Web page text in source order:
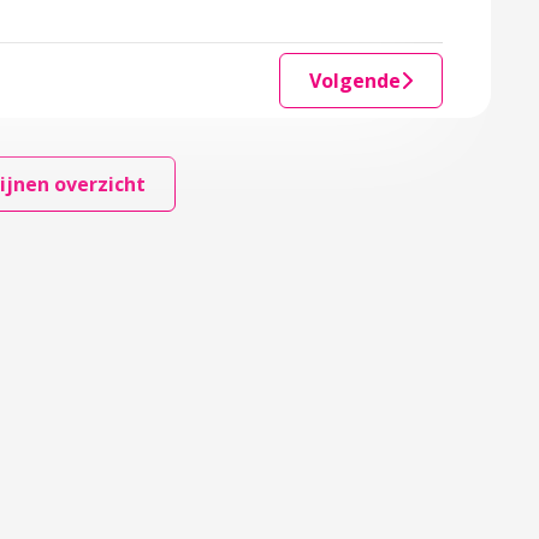
Volgende
overzicht